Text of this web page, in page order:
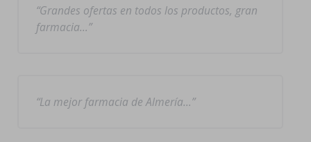
Grandes ofertas en todos los productos, gran
farmacia…
La mejor farmacia de Almería…